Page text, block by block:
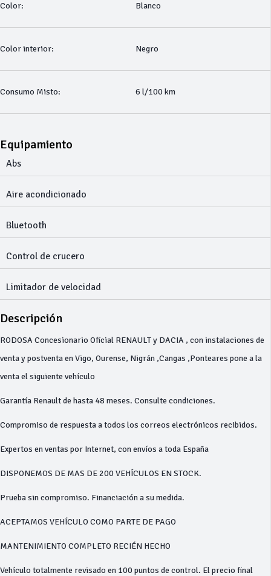
Color: Blanco
Color interior: Negro
Consumo Misto: 6 l/100 km
Equipamiento
Abs
Aire acondicionado
Bluetooth
Control de crucero
Limitador de velocidad
Descripción
RODOSA Concesionario Oficial RENAULT y DACIA , con instalaciones de
venta y postventa en Vigo, Ourense, Nigrán ,Cangas ,Ponteares pone a la
venta el siguiente vehículo
Garantía Renault de hasta 48 meses. Consulte condiciones.
Compromiso de respuesta a todos los correos electrónicos recibidos.
Expertos en ventas por Internet, con envíos a toda España
DISPONEMOS DE MAS DE 200 VEHÍCULOS EN STOCK.
Prueba sin compromiso. Financiación a su medida.
ACEPTAMOS VEHÍCULO COMO PARTE DE PAGO
MANTENIMIENTO COMPLETO RECIÉN HECHO
Vehículo totalmente revisado en 100 puntos de control. El precio final